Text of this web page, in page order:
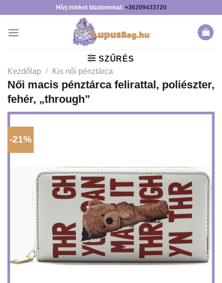
content
Hívj minket bizalommal: +36209433720
SZŰRÉS
Kezdőlap / Kis női pénztárca
Női macis pénztárca felirattal, poliészter,
fehér, „through”
-21%